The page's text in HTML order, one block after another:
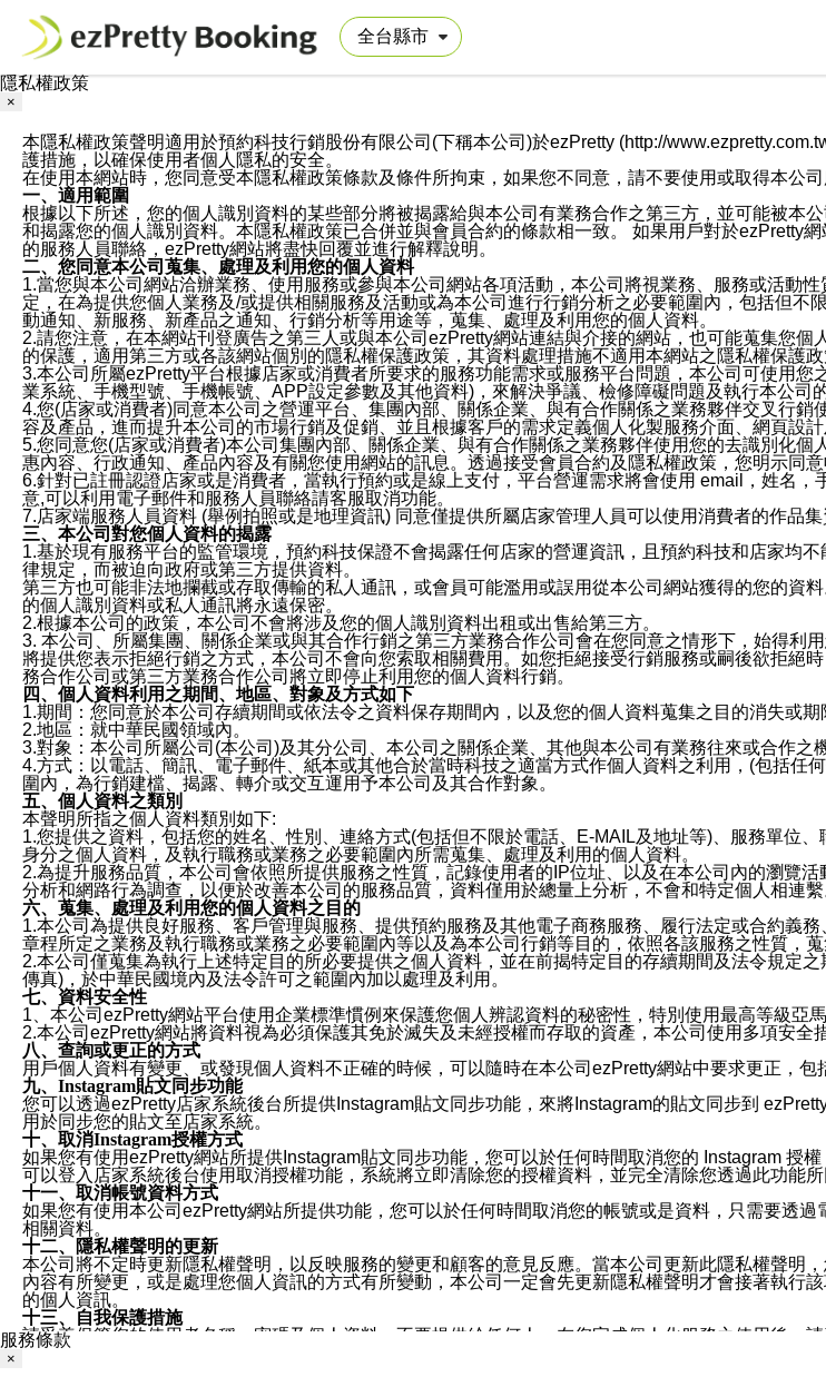
隱私權政策
×
本隱私權政策聲明適用於預約科技行銷股份有限公司(下稱本公司)於ezPretty (http://
護措施，以確保使用者個人隱私的安全。
在使用本網站時，您同意受本隱私權政策條款及條件所拘束，如果您不同意，請不要使用或取得本公司
一、適用範圍
根據以下所述，您的個人識別資料的某些部分將被揭露給與本公司有業務合作之第三方，並可能被本
和揭露您的個人識別資料。本隱私權政策已合併並與會員合約的條款相一致。 如果用戶對於ezPretty
的服務人員聯絡，ezPretty網站將盡快回覆並進行解釋說明。
二、您同意本公司蒐集、處理及利用您的個人資料
1.當您與本公司網站洽辦業務、使用服務或參與本公司網站各項活動，本公司將視業務、服務或活動
定，在為提供您個人業務及/或提供相關服務及活動或為本公司進行行銷分析之必要範圍內，包括但
動通知、新服務、新產品之通知、行銷分析等用途等，蒐集、處理及利用您的個人資料。
2.請您注意，在本網站刊登廣告之第三人或與本公司ezPretty網站連結與介接的網站，也可能蒐集您
的保護，適用第三方或各該網站個別的隱私權保護政策，其資料處理措施不適用本網站之隱私權保護
3.本公司所屬ezPretty平台根據店家或消費者所要求的服務功能需求或服務平台問題，本公司可使用
業系統、手機型號、手機帳號、APP設定參數及其他資料)，來解決爭議、檢修障礙問題及執行本公司
4.您(店家或消費者)同意本公司之營運平台、集團內部、關係企業、與有合作關係之業務夥伴交叉行
容及產品，進而提升本公司的市場行銷及促銷、並且根據客戶的需求定義個人化製服務介面、網頁設
5.您同意您(店家或消費者)本公司集團內部、關係企業、與有合作關係之業務夥伴使用您的去識別化
惠內容、行政通知、產品內容及有關您使用網站的訊息。透過接受會員合約及隱私權政策，您明示同
6.針對已註冊認證店家或是消費者，當執行預約或是線上支付，平台營運需求將會使用 email，姓名
意,可以利用電子郵件和服務人員聯絡請客服取消功能。
7.店家端服務人員資料 (舉例拍照或是地理資訊) 同意僅提供所屬店家管理人員可以使用消費者的作品
三、本公司對您個人資料的揭露
1.基於現有服務平台的監管環境，預約科技保證不會揭露任何店家的營運資訊，且預約科技和店家均
律規定，而被迫向政府或第三方提供資料。
第三方也可能非法地攔截或存取傳輸的私人通訊，或會員可能濫用或誤用從本公司網站獲得的您的資
的個人識別資料或私人通訊將永遠保密。
2.根據本公司的政策，本公司不會將涉及您的個人識別資料出租或出售給第三方。
3. 本公司、所屬集團、關係企業或與其合作行銷之第三方業務合作公司會在您同意之情形下，始得利
將提供您表示拒絕行銷之方式，本公司不會向您索取相關費用。如您拒絕接受行銷服務或嗣後欲拒絕
務合作公司或第三方業務合作公司將立即停止利用您的個人資料行銷。
四、個人資料利用之期間、地區、對象及方式如下
1.期間：您同意於本公司存續期間或依法令之資料保存期間內，以及您的個人資料蒐集之目的消失或
2.地區：就中華民國領域內。
3.對象：本公司所屬公司(本公司)及其分公司、本公司之關係企業、其他與本公司有業務往來或合作之
4.方式：以電話、簡訊、電子郵件、紙本或其他合於當時科技之適當方式作個人資料之利用，(包括
圍內，為行銷建檔、揭露、轉介或交互運用予本公司及其合作對象。
五、個人資料之類別
本聲明所指之個人資料類別如下:
1.您提供之資料，包括您的姓名、性別、連絡方式(包括但不限於電話、E-MAIL及地址等)、服務單位
身分之個人資料，及執行職務或業務之必要範圍內所需蒐集、處理及利用的個人資料。
2.為提升服務品質，本公司會依照所提供服務之性質，記錄使用者的IP位址、以及在本公司內的瀏覽
分析和網路行為調查，以便於改善本公司的服務品質，資料僅用於總量上分析，不會和特定個人相連繫
六、蒐集、處理及利用您的個人資料之目的
1.本公司為提供良好服務、客戶管理與服務、提供預約服務及其他電子商務服務、履行法定或合約義
章程所定之業務及執行職務或業務之必要範圍內等以及為本公司行銷等目的，依照各該服務之性質，蒐
2.本公司僅蒐集為執行上述特定目的所必要提供之個人資料，並在前揭特定目的存續期間及法令規定
傳真)，於中華民國境內及法令許可之範圍內加以處理及利用。
七、資料安全性
1、本公司ezPretty網站平台使用企業標準慣例來保護您個人辨認資料的秘密性，特別使用最高等級亞
2.本公司ezPretty網站將資料視為必須保護其免於滅失及未經授權而存取的資產，本公司使用多項安全
八、查詢或更正的方式
用戶個人資料有變更、或發現個人資料不正確的時候，可以隨時在本公司ezPretty網站中要求更正，包
九、Instagram貼文同步功能
您可以透過ezPretty店家系統後台所提供Instagram貼文同步功能，來將Instagram的貼文同步到
用於同步您的貼文至店家系統。
十、取消Instagram授權方式
如果您有使用ezPretty網站所提供Instagram貼文同步功能，您可以於任何時間取消您的 Instagram 授
可以登入店家系統後台使用取消授權功能，系統將立即清除您的授權資料，並完全清除您透過此功能所
十一、取消帳號資料方式
如果您有使用本公司ezPretty網站所提供功能，您可以於任何時間取消您的帳號或是資料，只需要透過
相關資料。
十二、隱私權聲明的更新
本公司將不定時更新隱私權聲明，以反映服務的變更和顧客的意見反應。當本公司更新此隱私權聲明
內容有所變更，或是處理您個人資訊的方式有所變動，本公司一定會先更新隱私權聲明才會接著執行
的個人資訊。
十三、自我保護措施
請妥善保管您的使用者名稱、密碼及個人資料，不要提供給任何人。在您完成個人化服務之使用後，
窗，以防止他人讀取您的個人資料、信件或進入所機關管理區。
服務條款
×